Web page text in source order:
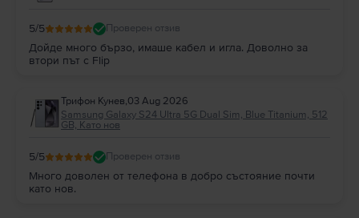
5/5 Проверен отзив
Дойде много бързо, имаше кабел и игла. Доволно за
втори път с Flip
Трифон Кунев,03 Aug 2026
Samsung Galaxy S24 Ultra 5G Dual Sim, Blue Titanium, 512
GB, Като нов
5/5 Проверен отзив
Много доволен от телефона в добро състояние почти
като нов.